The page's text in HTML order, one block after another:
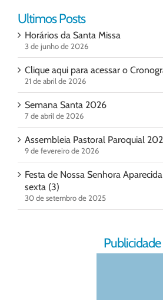
Ultimos Posts
Horários da Santa Missa
3 de junho de 2026
Clique aqui para acessar o
21 de abril de 2026
Semana Santa 2026
7 de abril de 2026
Assembleia Pastoral Paroquial
9 de fevereiro de 2026
Festa de Nossa Senhora
sexta (3)
30 de setembro de 2025
Publicidade